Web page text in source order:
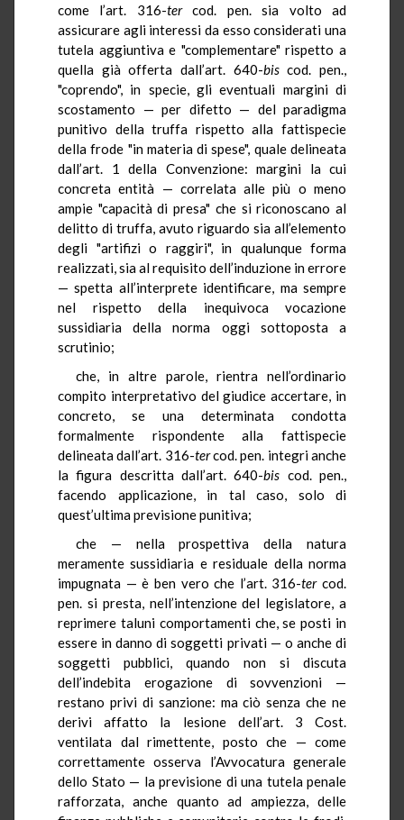
come l’art. 316-tercod. pen. sia volto ad
assicurare agli interessi da esso considerati una
tutela aggiuntiva e "complementare" rispetto a
quella già offerta dall’art. 640-biscod. pen.,
"coprendo", in specie, gli eventuali margini di
scostamento — per difetto — del paradigma
punitivo della truffa rispetto alla fattispecie
della frode "in materia di spese", quale delineata
dall’art. 1 della Convenzione: margini la cui
concreta entità — correlata alle più o meno
ampie "capacità di presa" che si riconoscano al
delitto di truffa, avuto riguardo sia all’elemento
degli "artifizi o raggiri", in qualunque forma
realizzati, sia al requisito dell’induzione in errore
— spetta all’interprete identificare, ma sempre
nel rispetto della inequivoca vocazione
sussidiaria della norma oggi sottoposta a
scrutinio;
che, in altre parole, rientra nell’ordinario
compito interpretativo del giudice accertare, in
concreto, se una determinata condotta
formalmente rispondente alla fattispecie
delineata dall’art. 316-tercod. pen. integri anche
la figura descritta dall’art. 640-bis cod. pen.,
facendo applicazione, in tal caso, solo di
quest’ultima previsione punitiva;
che — nella prospettiva della natura
meramente sussidiaria e residuale della norma
impugnata — è ben vero che l’art. 316-tercod.
pen. si presta, nell’intenzione del legislatore, a
reprimere taluni comportamenti che, se posti in
essere in danno di soggetti privati — o anche di
soggetti pubblici, quando non si discuta
dell’indebita erogazione di sovvenzioni —
restano privi di sanzione: ma ciò senza che ne
derivi affatto la lesione dell’art. 3 Cost.
ventilata dal rimettente, posto che — come
correttamente osserva l’Avvocatura generale
dello Stato — la previsione di una tutela penale
rafforzata, anche quanto ad ampiezza, delle